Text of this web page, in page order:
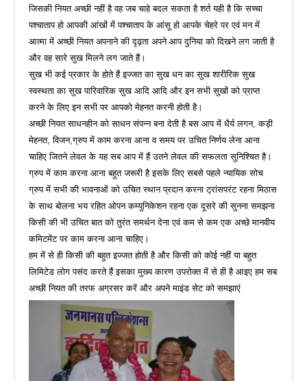
जिसकी नियत अच्छी नहीं है वह जब चाहे बदल सकता है शर्त यही है कि सच्चा
पश्चाताप हो आपकी आंखों में पश्चाताप के आंसू हो आपके चेहरे पर एवं मन में
आत्मा में अच्छी नियत अपनाने की दृढ़ता अपने आप दुनिया को दिखने लग जाती है
और वह सारे सुख मिलने लग जाते हैं।
सुख भी कई प्रकार के होते हैं इज्जत का सुख धन का सुख शारीरिक सुख
स्वस्थता का सुख पारिवारिक सुख आदि आदि और इन सभी सुखों को प्राप्त
करने के लिए इन सभी पर आपको मेहनत करनी होती है।
अच्छी नियत साधनहीन को साधन संपन्न बना देती है बस आप में धैर्य लगन, कड़ी
मेहनत, विजन,ग्रुप में काम करना आना व समय पर उचित निर्णय लेना आना
चाहिए जितने लेवल के यह सब आप में हैं उतने लेवल की सफलता सुनिश्चित है।
ग्रुप में काम करना आना बहुत जरूरी है इसके लिए सबसे पहले न्यायिक सोच
ग्रुप में सभी की भावनाओं को उचित स्थान प्रदान करना ट्रांसपरंट रहना मिठास
के साथ बोलना भय रहित ओपन कम्युनिकेशन रहना एक दूसरे की सुनना समझना
किसी की भी उचित बात को तुरंत समर्थन देना एवं कम से कम एक अच्छे मानवीय
कमिटमेंट पर काम करना आना चाहिए।
हम में से ही किसी की बहुत इज्जत होती है और किसी को कोई नहीं या बहुत
लिमिटेड लोग पसंद करते हैं इसका मुख्य कारण उपरोक्त में से ही है आइए हम सब
अच्छी नियत की तरफ अग्रसर करें और अपने माइंड सेट को समझाएं